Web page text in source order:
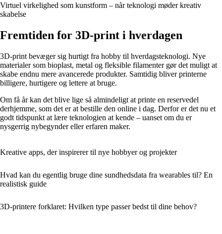
Virtuel virkelighed som kunstform – når teknologi møder kreativ
skabelse
Fremtiden for 3D-print i hverdagen
3D-print bevæger sig hurtigt fra hobby til hverdagsteknologi. Nye
materialer som bioplast, metal og fleksible filamenter gør det muligt at
skabe endnu mere avancerede produkter. Samtidig bliver printerne
billigere, hurtigere og lettere at bruge.
Om få år kan det blive lige så almindeligt at printe en reservedel
derhjemme, som det er at bestille den online i dag. Derfor er det nu et
godt tidspunkt at lære teknologien at kende – uanset om du er
nysgerrig nybegynder eller erfaren maker.
Kreative apps, der inspirerer til nye hobbyer og projekter
Hvad kan du egentlig bruge dine sundhedsdata fra wearables til? En
realistisk guide
3D-printere forklaret: Hvilken type passer bedst til dine behov?